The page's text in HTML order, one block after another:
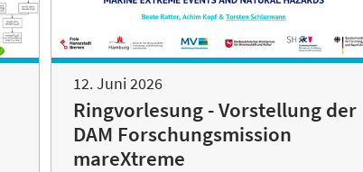
12. Juni 2026
Ringvorlesung - Vorstellung der
DAM Forschungsmission
mareXtreme